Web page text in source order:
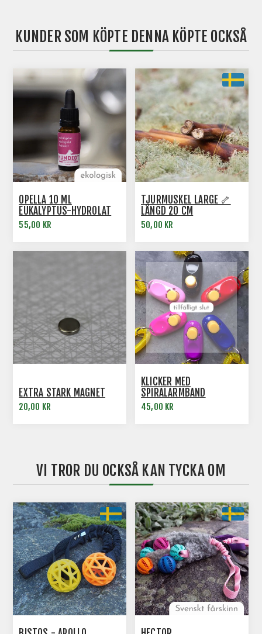
KUNDER SOM KÖPTE DENNA KÖPTE OCKSÅ
OPELLA 10 ML
EUKALYPTUS-HYDROLAT
NOSE WORK
55,00 KR
TJURMUSKEL LARGE 🦴
LÄNGD 20 CM
50,00 KR
EXTRA STARK MAGNET
20,00 KR
KLICKER MED
SPIRALARMBAND
45,00 KR
VI TROR DU OCKSÅ KAN TYCKA OM